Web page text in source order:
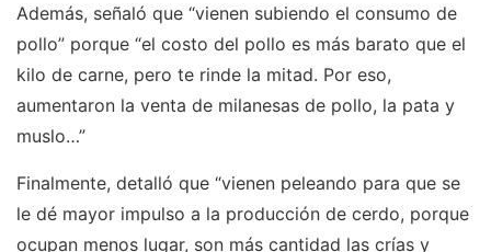
Además, señaló que “vienen subiendo el consumo de
pollo” porque “el costo del pollo es más barato que el
kilo de carne, pero te rinde la mitad. Por eso,
aumentaron la venta de milanesas de pollo, la pata y
muslo…”
Finalmente, detalló que “vienen peleando para que se
le dé mayor impulso a la producción de cerdo, porque
ocupan menos lugar, son más cantidad las crías y